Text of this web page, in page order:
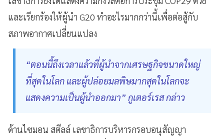
และเรียกร้องให้ผู้นำ G20 ทำอะไรมากกว่านี้เพื่อต่อสู้กับ
สภาพอากาศเปลี่ยนแปลง
“ตอนนี้ถึงเวลาแล้วที่ผู้นำจากเศรษฐกิจขนาดใหญ่
ที่สุดในโลก และผู้ปล่อยมลพิษมากสุดในโลกจะ
แสดงความเป็นผู้นำออกมา” กูเตอร์เรส กล่าว
ด้านไซมอน สตีลล์ เลขาธิการบริหารกรอบอนุสัญญา